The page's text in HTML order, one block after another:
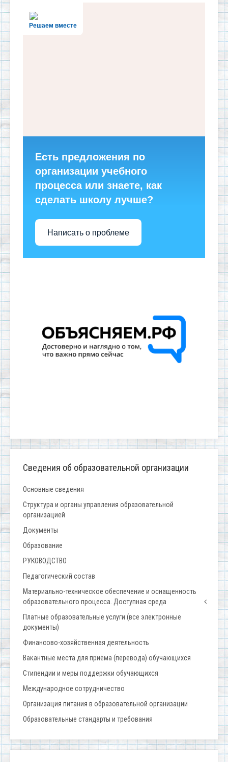
Решаем вместе
Есть предложения по
организации учебного
процесса или знаете, как
сделать школу лучше?
Написать о проблеме
Сведения об образовательной организации
Основные сведения
Структура и органы управления образовательной
организацией
Документы
Образование
РУКОВОДСТВО
Педагогический состав
Материально-техническое обеспечение и оснащенность
образовательного процесса. Доступная среда
Платные образовательные услуги (все электронные
документы)
Финансово-хозяйственная деятельность
Вакантные места для приёма (перевода) обучающихся
Стипендии и меры поддержки обучающихся
Международное сотрудничество
Организация питания в образовательной организации
Образовательные стандарты и требования